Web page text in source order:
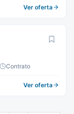
Ver oferta
Contrato
Ver oferta